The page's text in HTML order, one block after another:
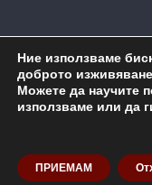
Карта на
Copyright © 2026 ОУ
Ние използваме
доброто
Можете да научите
използваме или да
ПРИЕМАМ